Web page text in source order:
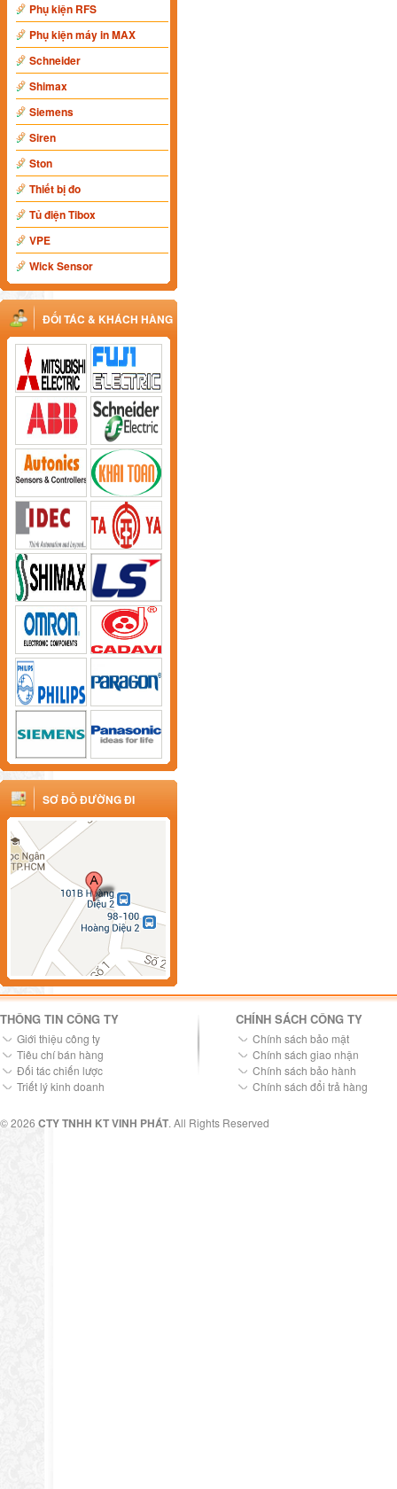
Phụ kiện RFS
Phụ kiện máy in MAX
Schneider
Shimax
Siemens
Siren
Ston
Thiết bị đo
Tủ điện Tibox
VPE
Wick Sensor
ĐỐI TÁC & KHÁCH HÀNG
SƠ ĐỒ ĐƯỜNG ĐI
THÔNG TIN CÔNG TY
Giới thiệu công ty
Tiêu chí bán hàng
Đối tác chiến lược
Triết lý kinh doanh
CHÍNH SÁCH CÔNG TY
Chính sách bảo mật
Chính sách giao nhận
Chính sách bảo hành
Chính sách đổi trả hàng
© 2026 CTY TNHH KT VINH PHÁT. All Rights Reserved